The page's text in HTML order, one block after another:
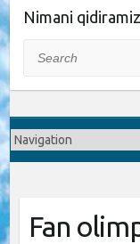
Nimani
Fan